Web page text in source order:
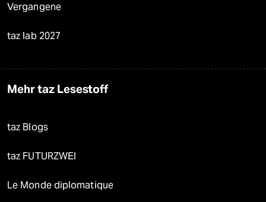
Vergangene
taz lab 2027
Mehr taz Lesestoff
taz Blogs
taz FUTURZWEI
Le Monde diplomatique